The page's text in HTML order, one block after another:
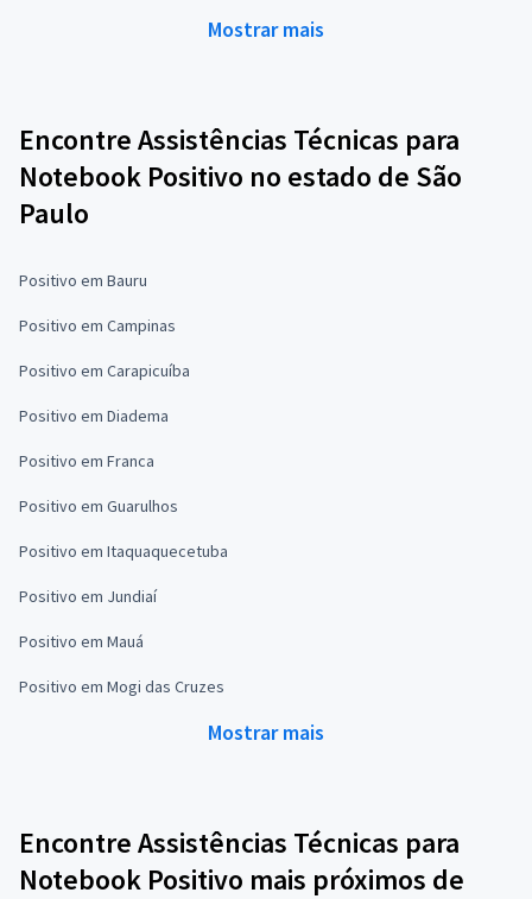
Mostrar mais
Encontre Assistências Técnicas para
Notebook Positivo no estado de São
Paulo
Positivo em Bauru
Positivo em Campinas
Positivo em Carapicuíba
Positivo em Diadema
Positivo em Franca
Positivo em Guarulhos
Positivo em Itaquaquecetuba
Positivo em Jundiaí
Positivo em Mauá
Positivo em Mogi das Cruzes
Mostrar mais
Encontre Assistências Técnicas para
Notebook Positivo mais próximos de